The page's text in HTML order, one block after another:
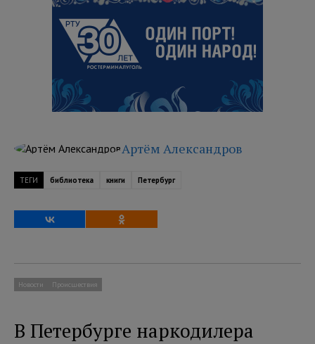
Артём Александров
ТЕГИ библиотека книги Петербург
Новости Происшествия
В Петербурге наркодилера